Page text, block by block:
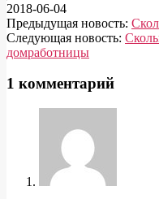
2018-06-04
Предыдущая новость:
Следующая новость:
домработницы
1 комментарий